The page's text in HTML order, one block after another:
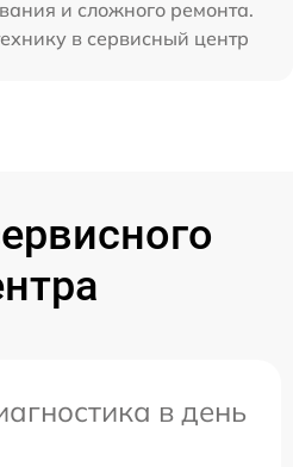
и сложного ремонта.
в сервисный центр
в день